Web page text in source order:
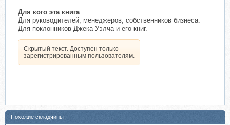
Для кого эта книга
Для руководителей, менеджеров, собственников бизнеса.
Для поклонников Джека Уэлча и его книг.
Скрытый текст. Доступен только
зарегистрированным пользователям.
Похожие складчины